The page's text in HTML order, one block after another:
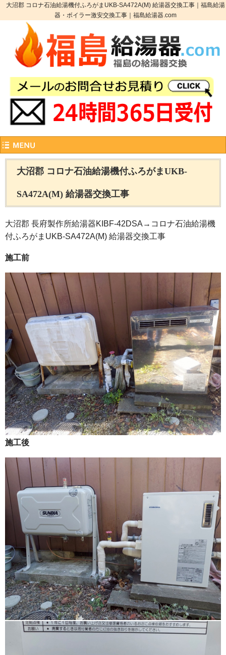
大沼郡 コロナ石油給湯機付ふろがまUKB-SA472A(M) 給湯器交換工事｜福島給湯
器・ボイラー激安交換工事｜福島給湯器.com
大沼郡 コロナ石油給湯機付ふろがまUKB-
SA472A(M) 給湯器交換工事
大沼郡 長府製作所給湯器KIBF-42DSA→コロナ石油給湯機
付ふろがまUKB-SA472A(M) 給湯器交換工事
施工前
施工後